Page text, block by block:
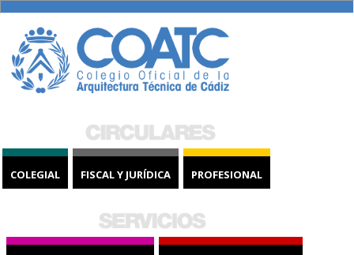
COLEGIAL FISCAL Y JURÍDICA PROFESIONAL